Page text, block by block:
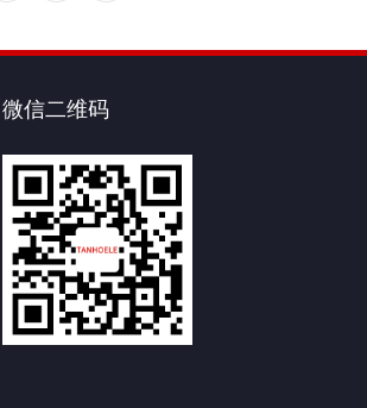
微信二维码